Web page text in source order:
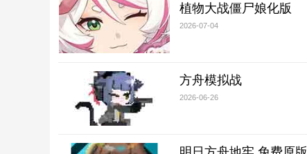
植物大战僵尸娘化版
2026-07-04
方舟模拟战
2026-06-26